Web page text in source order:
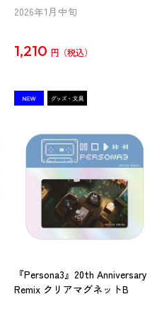
2026年1月中旬
1,210 円
『Persona3』20th Anniversary
Remix クリアマグネットB